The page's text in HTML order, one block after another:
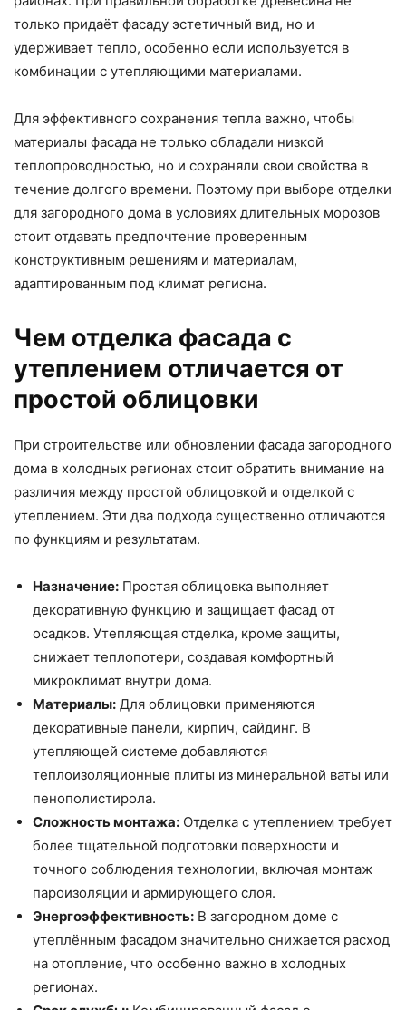
только придаёт фасаду эстетичный вид, но и
удерживает тепло, особенно если используется в
комбинации с утепляющими материалами.
Для эффективного сохранения тепла важно, чтобы
материалы фасада не только обладали низкой
теплопроводностью, но и сохраняли свои свойства в
течение долгого времени. Поэтому при выборе отделки
для загородного дома в условиях длительных морозов
стоит отдавать предпочтение проверенным
конструктивным решениям и материалам,
адаптированным под климат региона.
Чем отделка фасада с
утеплением отличается от
простой облицовки
При строительстве или обновлении фасада загородного
дома в холодных регионах стоит обратить внимание на
различия между простой облицовкой и отделкой с
утеплением. Эти два подхода существенно отличаются
по функциям и результатам.
Назначение: Простая облицовка выполняет
декоративную функцию и защищает фасад от
осадков. Утепляющая отделка, кроме защиты,
снижает теплопотери, создавая комфортный
микроклимат внутри дома.
Материалы: Для облицовки применяются
декоративные панели, кирпич, сайдинг. В
утепляющей системе добавляются
теплоизоляционные плиты из минеральной ваты или
пенополистирола.
Сложность монтажа: Отделка с утеплением требует
более тщательной подготовки поверхности и
точного соблюдения технологии, включая монтаж
пароизоляции и армирующего слоя.
Энергоэффективность: В загородном доме с
утеплённым фасадом значительно снижается расход
на отопление, что особенно важно в холодных
регионах.